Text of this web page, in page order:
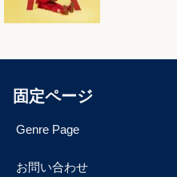
固定ページ
Genre Page
お問い合わせ